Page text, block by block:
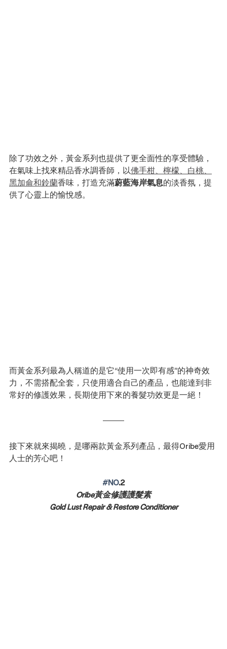
除了功效之外，黃金系列也提供了更全面性的享受體驗，
在氣味上找來精品香水調香師，以佛手柑、檸檬、白桃、
黑加侖和鈴蘭香味，打造充滿蔚藍海岸氣息的淡香氛，提
供了心靈上的愉悅感。
而黃金系列最為人稱道的是它“使用一次即有感”的神奇效
力，不需搭配全套，只使用適合自己的產品，也能達到非
常好的修護效果，長期使用下來的養髮功效更是一絕！
接下來就來揭曉，是哪兩款黃金系列產品，最得Oribe愛用
人士的芳心吧！
#NO.2
Oribe黃金修護護髮素
Gold Lust Repair & Restore Conditioner